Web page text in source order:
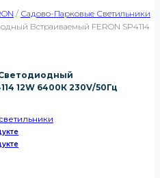
/ Садово-Парковые Светильники
Встраиваемый FERON SP4114
12W 6400К 230V/50Гц